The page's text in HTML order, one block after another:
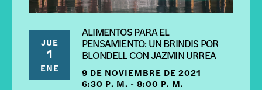
JUE
1
ENE
ALIMENTOS PARA EL
PENSAMIENTO: UN BRINDIS POR
BLONDELL CON JAZMIN URREA
9 DE NOVIEMBRE DE 2021
6:30 P. M. - 8:00 P. M.